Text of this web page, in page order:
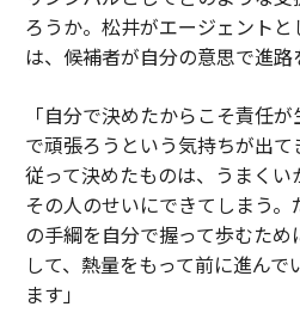
ろうか。松井がエージェント
は、候補者が自分の意思で進路
「自分で決めたからこそ責任
で頑張ろうという気持ちが出
従って決めたものは、うまく
その人のせいにできてしまう
の手綱を自分で握って歩むた
して、熱量をもって前に進ん
ます」